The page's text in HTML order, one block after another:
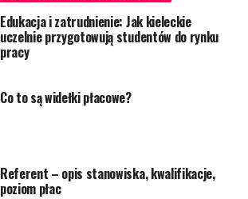
Edukacja i zatrudnienie: Jak kieleckie
uczelnie przygotowują studentów do rynku
pracy
Co to są widełki płacowe?
Referent – opis stanowiska, kwalifikacje,
poziom płac